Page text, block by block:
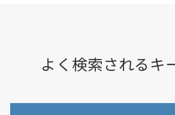
よく検索されるキ